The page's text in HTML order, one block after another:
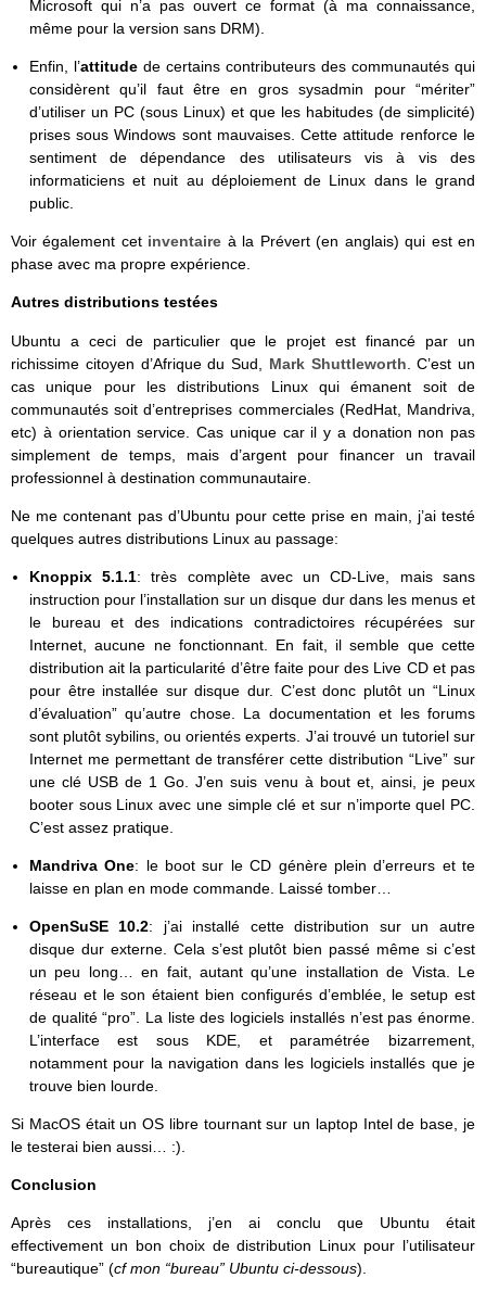
Microsoft qui n’a pas ouvert ce format (à ma connaissance,
même pour la version sans DRM).
Enfin, l’attitude de certains contributeurs des communautés qui
considèrent qu’il faut être en gros sysadmin pour “mériter”
d’utiliser un PC (sous Linux) et que les habitudes (de simplicité)
prises sous Windows sont mauvaises. Cette attitude renforce le
sentiment de dépendance des utilisateurs vis à vis des
informaticiens et nuit au déploiement de Linux dans le grand
public.
Voir également cet inventaire à la Prévert (en anglais) qui est en
phase avec ma propre expérience.
Autres distributions testées
Ubuntu a ceci de particulier que le projet est financé par un
richissime citoyen d’Afrique du Sud, Mark Shuttleworth . C’est un
cas unique pour les distributions Linux qui émanent soit de
communautés soit d’entreprises commerciales (RedHat, Mandriva,
etc) à orientation service. Cas unique car il y a donation non pas
simplement de temps, mais d’argent pour financer un travail
professionnel à destination communautaire.
Ne me contenant pas d’Ubuntu pour cette prise en main, j’ai testé
quelques autres distributions Linux au passage:
Knoppix 5.1.1: très complète avec un CD-Live, mais sans
instruction pour l’installation sur un disque dur dans les menus et
le bureau et des indications contradictoires récupérées sur
Internet, aucune ne fonctionnant. En fait, il semble que cette
distribution ait la particularité d’être faite pour des Live CD et pas
pour être installée sur disque dur. C’est donc plutôt un “Linux
d’évaluation” qu’autre chose. La documentation et les forums
sont plutôt sybilins, ou orientés experts. J’ai trouvé un tutoriel sur
Internet me permettant de transférer cette distribution “Live” sur
une clé USB de 1 Go. J’en suis venu à bout et, ainsi, je peux
booter sous Linux avec une simple clé et sur n’importe quel PC.
C’est assez pratique.
Mandriva One: le boot sur le CD génère plein d’erreurs et te
laisse en plan en mode commande. Laissé tomber…
OpenSuSE 10.2: j’ai installé cette distribution sur un autre
disque dur externe. Cela s’est plutôt bien passé même si c’est
un peu long… en fait, autant qu’une installation de Vista. Le
réseau et le son étaient bien configurés d’emblée, le setup est
de qualité “pro”. La liste des logiciels installés n’est pas énorme.
L’interface est sous KDE, et paramétrée bizarrement,
notamment pour la navigation dans les logiciels installés que je
trouve bien lourde.
Si MacOS était un OS libre tournant sur un laptop Intel de base, je
le testerai bien aussi… :).
Conclusion
Après ces installations, j’en ai conclu que Ubuntu était
effectivement un bon choix de distribution Linux pour l’utilisateur
“bureautique” (cf mon “bureau” Ubuntu ci-dessous).